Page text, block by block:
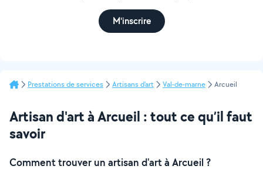
M'inscrire
Prestations de services Artisans d'art Val-de-marne Arcueil
Artisan d'art à Arcueil : tout ce qu’il faut
savoir
Comment trouver un artisan d'art à Arcueil ?